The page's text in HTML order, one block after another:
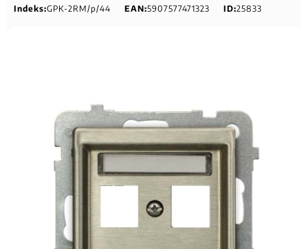
Indeks:GPK-2RM/p/44 EAN:5907577471323 ID:25833